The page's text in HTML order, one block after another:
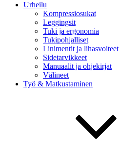
Urheilu
Kompressiosukat
Leggingsit
Tuki ja ergonomia
Tukipohjalliset
Linimentit ja lihasvoiteet
Sidetarvikkeet
Manuaalit ja ohjekirjat
Välineet
Työ & Matkustaminen